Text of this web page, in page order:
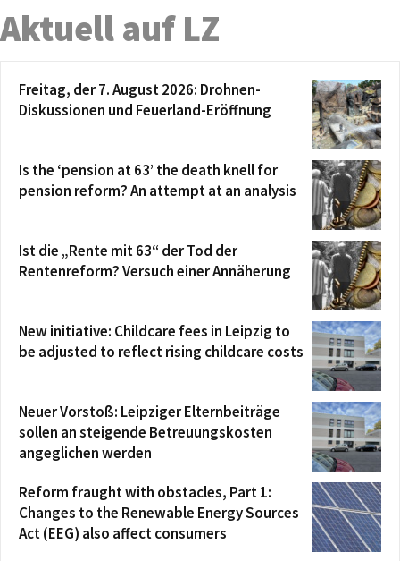
Aktuell auf LZ
Freitag, der 7. August 2026: Drohnen-
Diskussionen und Feuerland-Eröffnung
Is the ‘pension at 63’ the death knell for
pension reform? An attempt at an analysis
Ist die „Rente mit 63“ der Tod der
Rentenreform? Versuch einer Annäherung
New initiative: Childcare fees in Leipzig to
be adjusted to reflect rising childcare costs
Neuer Vorstoß: Leipziger Elternbeiträge
sollen an steigende Betreuungskosten
angeglichen werden
Reform fraught with obstacles, Part 1:
Changes to the Renewable Energy Sources
Act (EEG) also affect consumers